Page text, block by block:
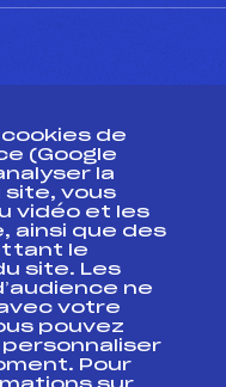
Suivi
de
(Google
la
vous
vidéo et les
ainsi que des
le
site. Les
ne
votre
pouvez
Pour